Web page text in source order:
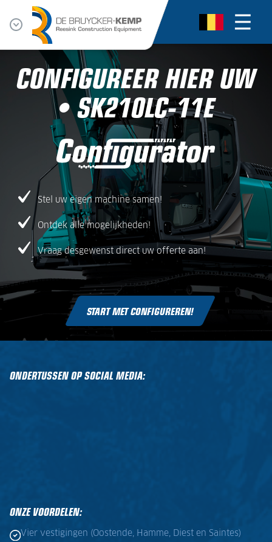
CONFIGUREER HIER UW
• SK210LC-11E
Stel uw eigen machine samen!
Ontdek alle mogelijkheden!
Vraag desgewenst direct uw offerte aan!
START MET CONFIGUREREN!
ONDERTUSSEN OP SOCIAL MEDIA:
ONZE VOORDELEN:
Vier vestigingen (Oostende, Hamme, Diest en Saintes)